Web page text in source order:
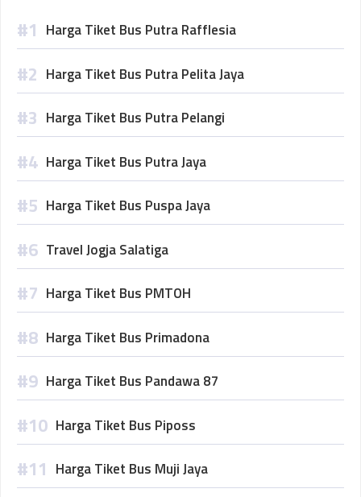
Harga Tiket Bus Putra Rafflesia
Harga Tiket Bus Putra Pelita Jaya
Harga Tiket Bus Putra Pelangi
Harga Tiket Bus Putra Jaya
Harga Tiket Bus Puspa Jaya
Travel Jogja Salatiga
Harga Tiket Bus PMTOH
Harga Tiket Bus Primadona
Harga Tiket Bus Pandawa 87
Harga Tiket Bus Piposs
Harga Tiket Bus Muji Jaya